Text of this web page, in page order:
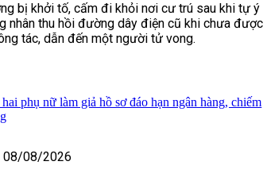
bị khởi tố, cấm đi khỏi nơi cư trú sau khi tự ý
nhân thu hồi đường dây điện cũ khi chưa được
tác, dẫn đến một người tử vong.
phụ nữ làm giả hồ sơ đáo hạn ngân hàng, chiếm
08/08/2026